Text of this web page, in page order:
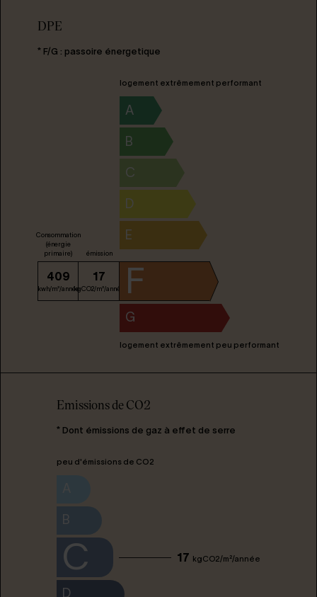
DPE
* F/G : passoire énergetique
logement extrêmement performant
A
B
C
D
E
Consommation
(énergie
primaire)
409
kwh/m²/année
émission
17
kgCO2/m²/année F
G
logement extrêmement peu performant
Emissions de CO2
* Dont émissions de gaz à effet de serre
peu d'émissions de CO2
B
C 17 kgCO2/m²/année
D